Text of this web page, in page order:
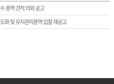
용역 견적 의뢰 공고
화 및 유지관리용역 입찰 재공고